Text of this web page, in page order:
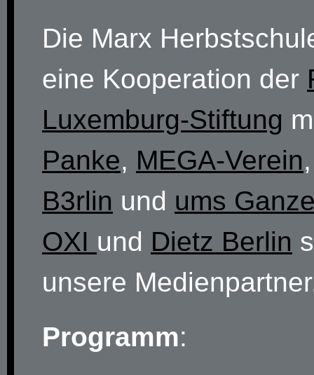
Die Marx
eine Kooperation der
Luxemburg-Stiftung
Panke, MEGA-Verein
B3rlin und ums
OXI und Dietz Berlin
unsere
Programm: